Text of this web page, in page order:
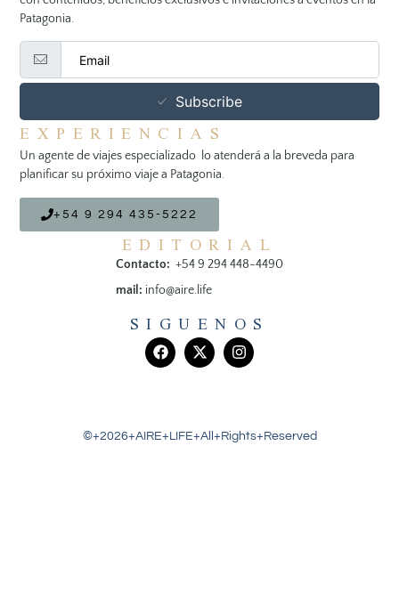
Patagonia.
Subscribe
EXPERIENCIAS
Un agente de viajes especializado lo atenderá a la breveda para
planificar su próximo viaje a Patagonia.
+54 9 294 435-5222
EDITORIAL
Contacto: +54 9 294 448-4490
mail: info@aire.life
SIGUENOS
©+2026+AIRE+LIFE+All+Rights+Reserved